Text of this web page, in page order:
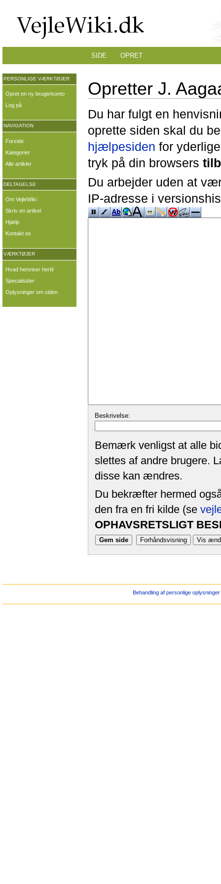
Opretter J.
Du har fulgt en
oprette siden skal du
hjælpesiden for
tryk på din browsers
Du arbejder uden at
IP-adresse i
Beskrivelse:
Bemærk venligst at alle
slettes af andre brugere.
disse kan ændres.
Du bekræfter hermed
den fra en fri kilde (se
OPHAVSRETSLIGT
SIDE OPRET
PERSONLIGE VÆRKTØJER
Opret en ny brugerkonto
Log på
NAVIGATION
Forside
Kategorier
Alle artikler
DELTAGELSE
Om VejleWiki
Skriv en artikel
Hjælp
Kontakt os
VÆRKTØJER
Hvad henviser hertil
Specialsider
Oplysninger om siden
Behandling af personlige oplysninger